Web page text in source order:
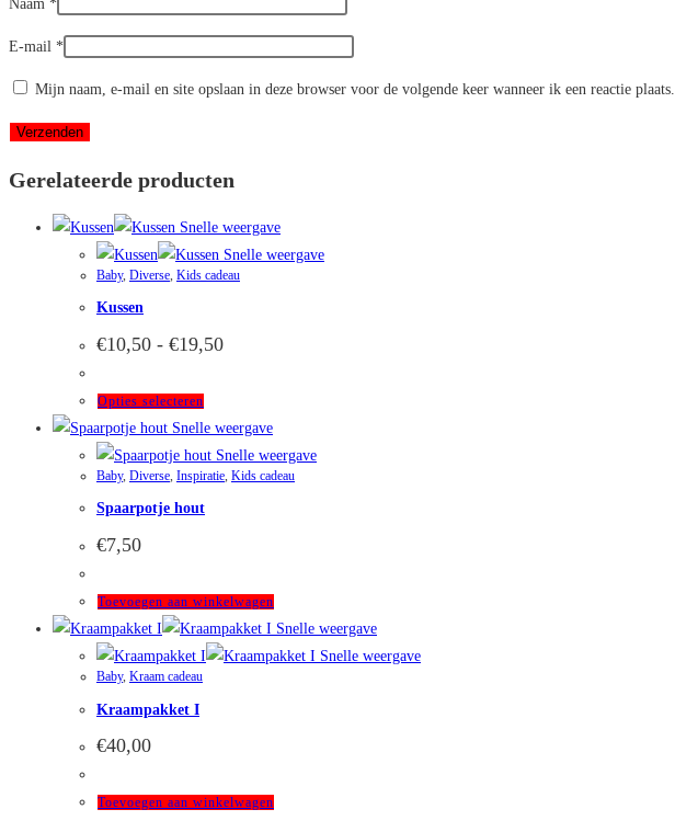
Naam *
E-mail *
Mijn naam, e-mail en site opslaan in deze browser voor de volgende keer wanneer ik een reactie plaats.
Gerelateerde producten
Snelle weergave
Snelle weergave
Baby, Diverse Kids cadeau
Kussen
€10,50 - €19,50Prijsklasse:
Opties selecteren
product
heeft
meerdere
variaties.
kan
worden
Snelle weergave
Snelle weergave
Baby, Diverse Inspiratie Kids cadeau
Spaarpotje hout
€7,50
Toevoegen aan winkelwagen
Snelle weergave
Snelle weergave
Baby, Kraam cadeau
Kraampakket I
€40,00
Toevoegen aan winkelwagen